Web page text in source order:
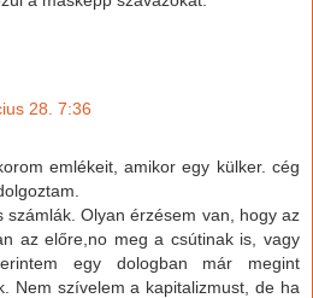
28. 7:36
emlékeit, amikor egy külker. cég
számlák. Olyan érzésem van, hogy az
az előre,no meg a csútinak is, vagy
egy dologban már megint
Nem szívelem a kapitalizmust, de ha